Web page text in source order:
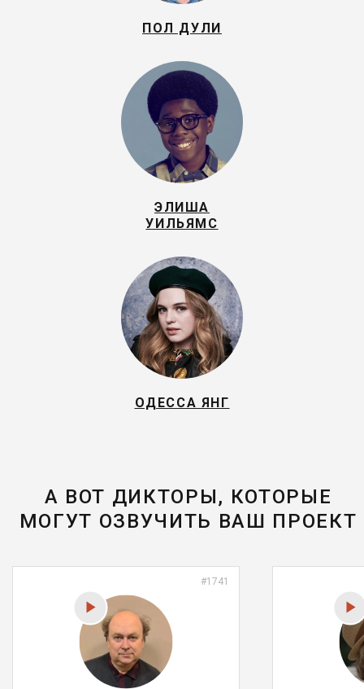
ПОЛ ДУЛИ
ЭЛИША
УИЛЬЯМС
ОДЕССА ЯНГ
А ВОТ ДИКТОРЫ, КОТОРЫЕ
МОГУТ ОЗВУЧИТЬ ВАШ ПРОЕКТ
#1741